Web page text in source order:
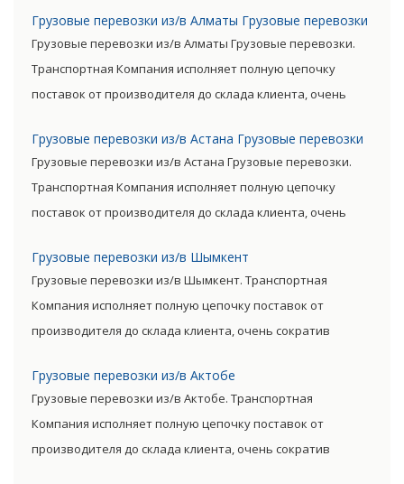
позволяют уменьшить транспортные затраты,
существенно снизив уровень итоговой цены товара.
Грузовые перевозки из/в Алматы Грузовые перевозки
Грузовые перевозки из/в Алматы Грузовые перевозки.
Транспортная Компания исполняет полную цепочку
поставок от производителя до склада клиента, очень
позволяют уменьшить транспортные затраты,
существенно снизив уровень итоговой цены товара.
Грузовые перевозки из/в Астана Грузовые перевозки
Грузовые перевозки из/в Астана Грузовые перевозки.
Транспортная Компания исполняет полную цепочку
поставок от производителя до склада клиента, очень
позволяют уменьшить транспортные затраты,
существенно снизив уровень итоговой цены товара.
Грузовые перевозки из/в Шымкент
Грузовые перевозки из/в Шымкент. Транспортная
Компания исполняет полную цепочку поставок от
производителя до склада клиента, очень сократив
уменьшить транспортные затраты, существенно снизив
уровень итоговой цены товара.
Грузовые перевозки из/в Актобе
Грузовые перевозки из/в Актобе. Транспортная
Компания исполняет полную цепочку поставок от
производителя до склада клиента, очень сократив